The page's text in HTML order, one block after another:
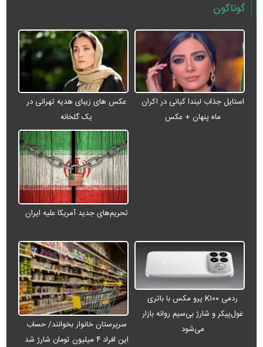
گوناگون
استایل جذاب لیندا کیانی در اکران
ماه پنهان + عکس
عکس های زیبای هدیه تهرانی در
یک گلخانه
تحریم‌های جدید آمریکا علیه ایران
ردمی K۱۰۰ پرو مکس با باتری
غول‌پیکر و شارژ بی‌سیم روانه بازار
می‌شود
سرپرستان خانوار بخوانند/ حساب
این افراد ۴ میلیون تومان شارژ شد